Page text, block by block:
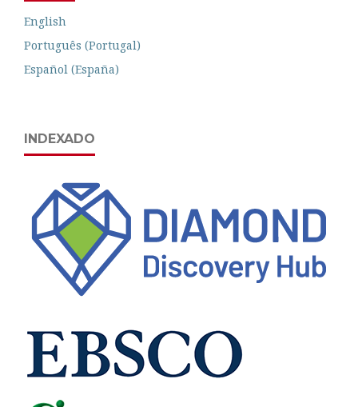
English
Português (Portugal)
Español (España)
INDEXADO